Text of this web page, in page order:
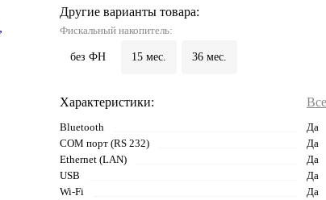
Другие варианты товара:
Фискальный накопитель:
без ФН 15 мес. 36 мес.
Характеристики:
Bluetooth
Да
COM порт (RS 232)
Да
Ethernet (LAN)
Да
USB
Да
Wi-Fi
Да